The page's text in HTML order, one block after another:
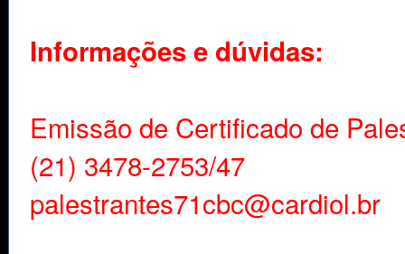
Informações e dúvidas:
Emissão de Certificado de
(21) 3478-2753/47
palestrantes71cbc@cardiol.br